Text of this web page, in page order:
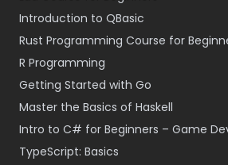
Introduction to QBasic
Rust Programming Course for
R Programming
Getting Started with Go
Master the Basics of Haskell
Intro to C# for Beginners – Game
TypeScript: Basics